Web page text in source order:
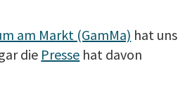
am Markt (GamMa) hat uns
die Presse hat davon